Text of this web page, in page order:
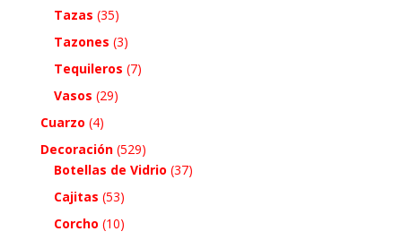
Tazas (35)
Tazones (3)
Tequileros (7)
Vasos (29)
Cuarzo (4)
Decoración (529)
Botellas de Vidrio (37)
Cajitas (53)
Corcho (10)